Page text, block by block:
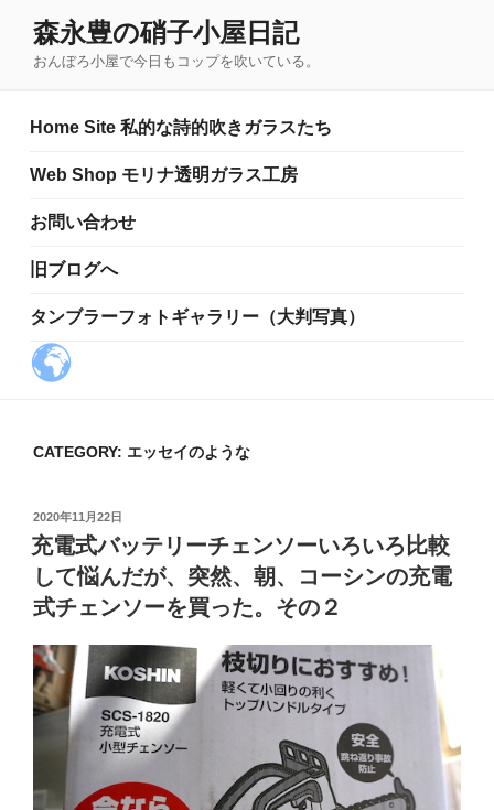
森永豊の硝子小屋日記
おんぼろ小屋で今日もコップを吹いている。
Home Site 私的な詩的吹きガラスたち
Web Shop モリナ透明ガラス工房
お問い合わせ
旧ブログへ
タンブラーフォトギャラリー（大判写真）
CATEGORY: エッセイのような
投
稿
日:
2020年11月22日
充電式バッテリーチェンソーいろいろ比較
して悩んだが、突然、朝、コーシンの充電
式チェンソーを買った。その２